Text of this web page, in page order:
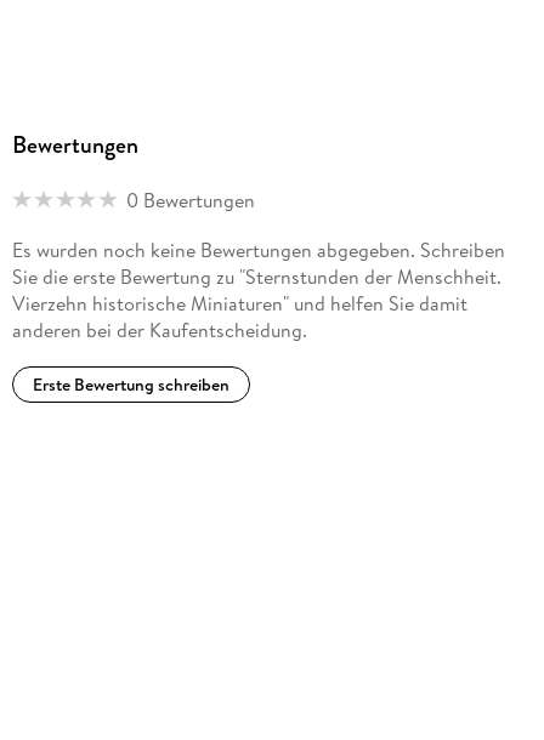
Bewertungen
0 Bewertungen
Es wurden noch keine Bewertungen abgegeben. Schreiben
Sie die erste Bewertung zu "Sternstunden der Menschheit.
Vierzehn historische Miniaturen" und helfen Sie damit
anderen bei der Kaufentscheidung.
Erste Bewertung schreiben